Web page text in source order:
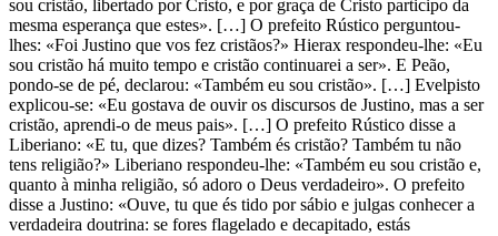
sou cristão, libertado por Cristo, e por graça de Cristo participo da
mesma esperança que estes». […] O prefeito Rústico perguntou-
lhes: «Foi Justino que vos fez cristãos?» Hierax respondeu-lhe: «Eu
sou cristão há muito tempo e cristão continuarei a ser». E Peão,
pondo-se de pé, declarou: «Também eu sou cristão». […] Evelpisto
explicou-se: «Eu gostava de ouvir os discursos de Justino, mas a ser
cristão, aprendi-o de meus pais». […] O prefeito Rústico disse a
Liberiano: «E tu, que dizes? Também és cristão? Também tu não
tens religião?» Liberiano respondeu-lhe: «Também eu sou cristão e,
quanto à minha religião, só adoro o Deus verdadeiro». O prefeito
disse a Justino: «Ouve, tu que és tido por sábio e julgas conhecer a
verdadeira doutrina: se fores flagelado e decapitado, estás